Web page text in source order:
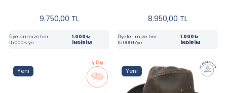
9.750,00 TL
Üyelerimize her
15.000₺'ye
1.000₺
İNDİRİM
8.950,00 TL
Üyelerimize her
15.000₺'ye
1.000₺
İNDİRİM
Yeni Yeni